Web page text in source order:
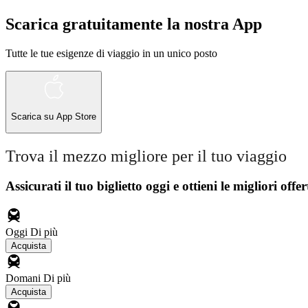
Scarica gratuitamente la nostra App
Tutte le tue esigenze di viaggio in un unico posto
Scarica su App Store
Trova il mezzo migliore per il tuo viaggio
Assicurati il ​​tuo biglietto oggi e ottieni le migliori
Oggi Di più
Acquista
Domani Di più
Acquista